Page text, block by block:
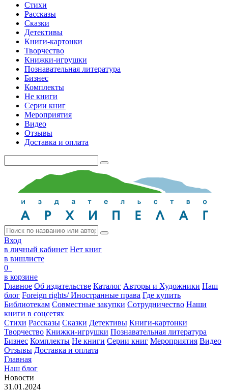
Стихи
Рассказы
Сказки
Детективы
Книги-картонки
Творчество
Книжки-игрушки
Познавательная литература
Бизнес
Комплекты
Не книги
Серии книг
Мероприятия
Видео
Отзывы
Доставка и оплата
Вход
в личный кабинет Нет книг
в вишлисте
0
в корзине
Главное Об издательстве Каталог Авторы и Художники Наш
блог Foreign rights/ Иностранные права Где купить
Библиотекам Совместные закупки Сотрудничество Наши
книги в соцсетях
Стихи Рассказы Сказки Детективы Книги-картонки
Творчество Книжки-игрушки Познавательная литература
Бизнес Комплекты Не книги Серии книг Мероприятия Видео
Отзывы Доставка и оплата
Главная
Наш блог
Новости
31.01.2024